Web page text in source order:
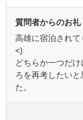
質問者からのお礼
高雄に宿泊されて
<)
どちらか一つだ
ろを再考したい
た。